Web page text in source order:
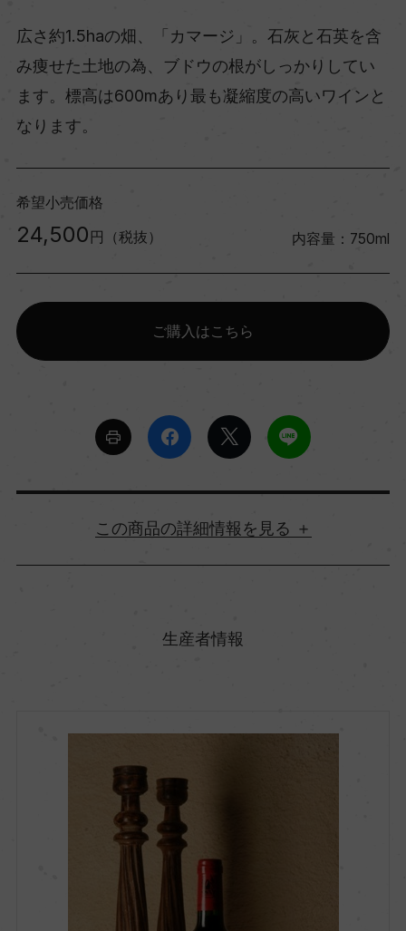
広さ約1.5haの畑、「カマージ」。石灰と石英を含
み痩せた土地の為、ブドウの根がしっかりしてい
ます。標高は600mあり最も凝縮度の高いワインと
なります。
希望小売価格
24,500 円（税抜） 内容量：750ml
ご購入はこちら
詳細情報
生産者情報